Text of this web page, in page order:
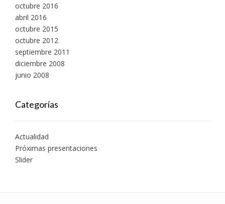
octubre 2016
abril 2016
octubre 2015
octubre 2012
septiembre 2011
diciembre 2008
junio 2008
Categorías
Actualidad
Próximas presentaciones
Slider